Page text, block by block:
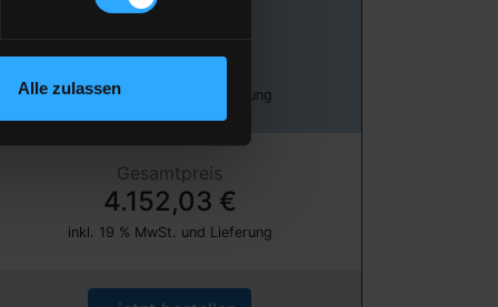
Alle zulassen
138,40 €
inkl. 19 % MwSt. und Lieferung
Gesamtpreis
4.152,03 €
inkl. 19 % MwSt. und Lieferung